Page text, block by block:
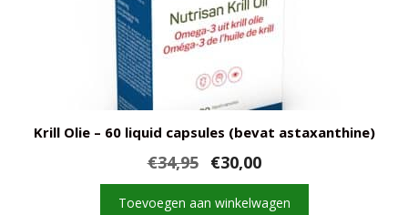
Krill Olie – 60 liquid capsules (bevat astaxanthine)
€34,95
Oorspronkelijke
prijs
€34,95.
€30,00Huidige
€30,00.
Toevoegen aan winkelwagen